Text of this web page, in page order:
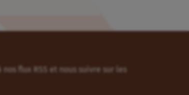
flux RSS et nous suivre sur les